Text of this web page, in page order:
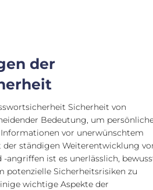
der
Sicherheit von
Bedeutung, um
vor unerwünschtem
der ständigen Weiterentwicklung
angriffen ist es unerlässlich,
potenzielle Sicherheitsrisiken zu
wichtige Aspekte der